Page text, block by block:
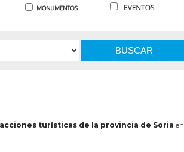
BUSCAR
turísticas de la provincia de Soria en